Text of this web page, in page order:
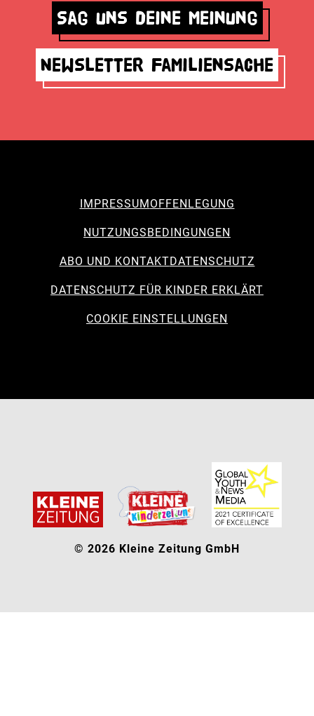
Sag uns deine Meinung
Newsletter Familiensache
IMPRESSUM OFFENLEGUNG
NUTZUNGSBEDINGUNGEN
ABO UND KONTAKTDATENSCHUTZ
DATENSCHUTZ FÜR KINDER ERKLÄRT
COOKIE EINSTELLUNGEN
© 2026 Kleine Zeitung GmbH